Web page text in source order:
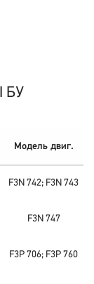
БУ
Модель двиг.
F3N 742; F3N 743
F3N 747
F3P 706; F3P 760